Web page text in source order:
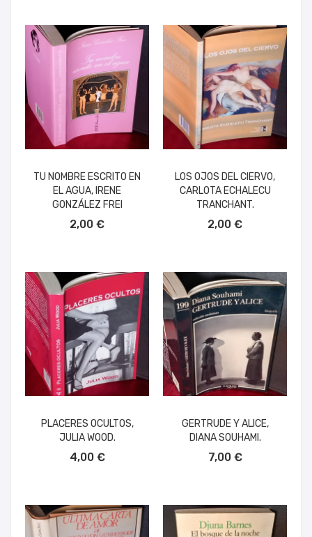
TU NOMBRE ESCRITO EN
EL AGUA, IRENE
GONZÁLEZ FREI
2,00 €
LOS OJOS DEL CIERVO,
CARLOTA ECHALECU
TRANCHANT.
2,00 €
PLACERES OCULTOS,
JULIA WOOD.
4,00 €
GERTRUDE Y ALICE,
DIANA SOUHAMI.
7,00 €